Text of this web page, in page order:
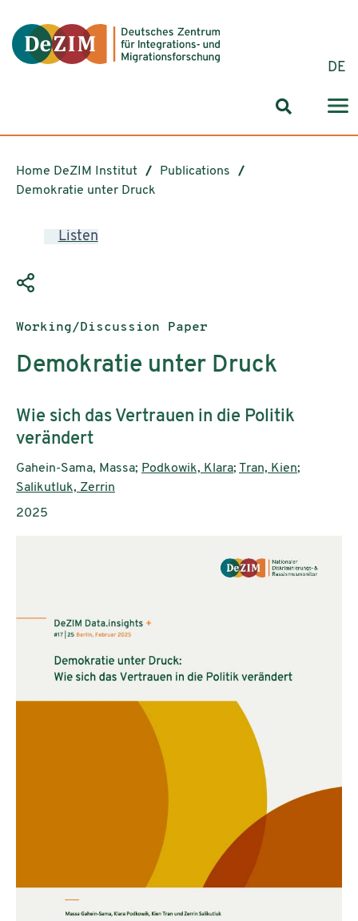
DE
Search
Home DeZIM Institut
Publications
Demokratie unter Druck
Listen
Publication type:
Working/Discussion Paper
Demokratie unter Druck
Subtitle:
Wie sich das Vertrauen in die Politik
verändert
Authors:
Gahein-Sama, Massa; Podkowik, Klara; Tran, Kien;
Salikutluk, Zerrin
Publication year:
2025